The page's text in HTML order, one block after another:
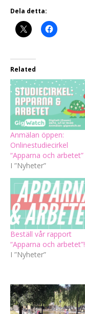
Dela detta:
Related
Anmälan öppen:
Onlinestudiecirkel
“Apparna och arbetet”
I ”Nyheter”
Beställ vår rapport
“Apparna och arbetet”!
I ”Nyheter”